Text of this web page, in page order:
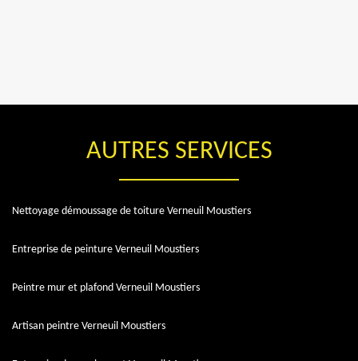
AUTRES SERVICES
Nettoyage démoussage de toiture Verneuil Moustiers
Entreprise de peinture Verneuil Moustiers
Peintre mur et plafond Verneuil Moustiers
Artisan peintre Verneuil Moustiers